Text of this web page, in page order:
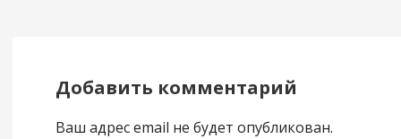
Добавить комментарий
Ваш адрес email не будет опубликован.